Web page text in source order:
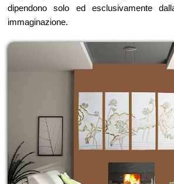
dipendono solo ed esclusivamente
immaginazione.